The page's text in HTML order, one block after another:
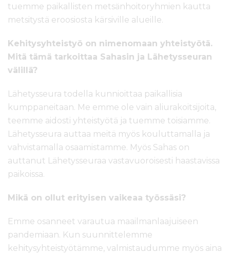
tuemme paikallisten metsänhoitoryhmien kautta
metsitystä eroosiosta kärsiville alueille.
Kehitysyhteistyö on nimenomaan yhteistyötä.
Mitä tämä tarkoittaa Sahasin ja Lähetysseuran
välillä?
Lähetysseura todella kunnioittaa paikallisia
kumppaneitaan. Me emme ole vain aliurakoitsijoita,
teemme aidosti yhteistyötä ja tuemme toisiamme.
Lähetysseura auttaa meitä myös kouluttamalla ja
vahvistamalla osaamistamme. Myös Sahas on
auttanut Lähetysseuraa vastavuoroisesti haastavissa
paikoissa.
Mikä on ollut erityisen vaikeaa työssäsi?
Emme osanneet varautua maailmanlaajuiseen
pandemiaan. Kun suunnittelemme
kehitysyhteistyötämme, valmistaudumme myös aina